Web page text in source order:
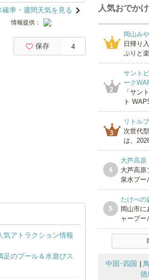
確率・週間天気を見る
情報提供：
保存 4
気アトラクション情報
足のプール＆水遊びス
人気おでか
1
岡山み
日帰り
ぷりと
2
サント
ーク
「サン
ト
3
リトル
次世代
は、
4
大芦高原
大芦高原
泉水プー
5
たけべ
岡山市に
ャープー
中国･四国
徳